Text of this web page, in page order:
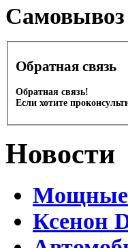
Cамовывоз
Обратная связь
Обратная связь!
Если хотите
Новости
Мощные
Ксенон